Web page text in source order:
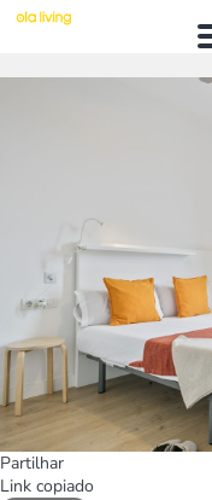
Partilhar
Link copiado